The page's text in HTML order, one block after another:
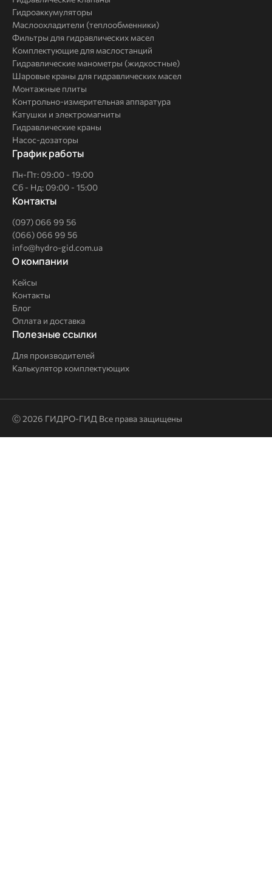
Гидроаккумуляторы
Маслоохладители (теплообменники)
Фильтры для гидравлических масел
Комплектующие для маслостанций
Гидравлические манометры (жидкостные)
Шаровые краны для гидравлических масел
Монтажные плиты
Контрольно-измерительная аппаратура
Катушки и электромагниты
Гидравлические краны
Насос-дозаторы
График работы
Пн-Пт: 09:00 - 19:00
Сб - Нд: 09:00 - 15:00
Контакты
(097) 066 99 56
(066) 066 99 56
info@hydro-gid.com.ua
О
компании
О компании
Кейсы
Контакты
Блог
Оплата и доставка
Полезные
Полезные ссылки
Для производителей
Калькулятор комплектующих
Ⓒ 2026 ГИДРО-ГИД Все права защищены